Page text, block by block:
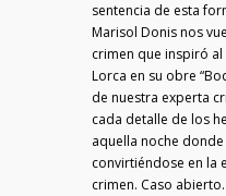
sentencia de esta
Marisol Donis nos
crimen que inspiró
Lorca en su obre
de nuestra experta
cada detalle de los
aquella noche
convirtiéndose en la
crimen. Caso